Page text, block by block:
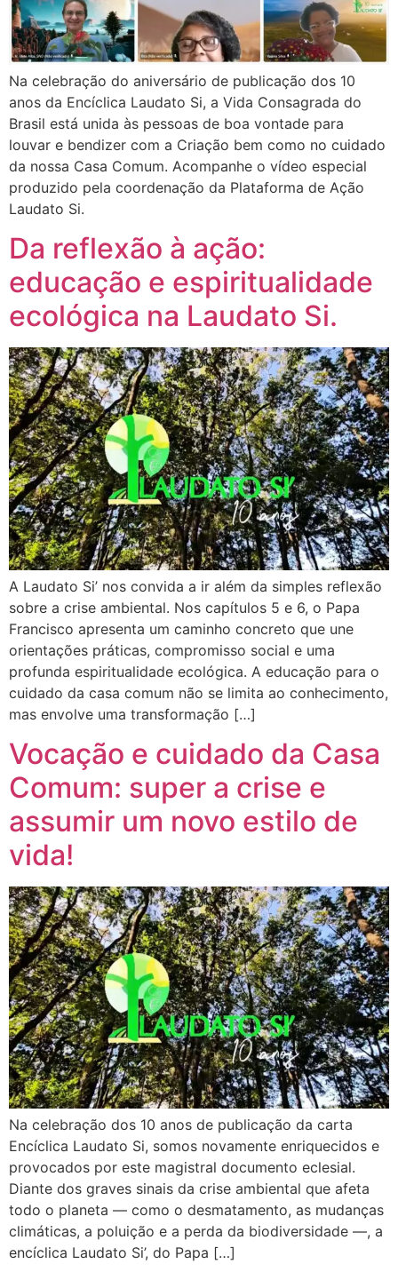
Na celebração do aniversário de publicação dos 10
anos da Encíclica Laudato Si, a Vida Consagrada do
Brasil está unida às pessoas de boa vontade para
louvar e bendizer com a Criação bem como no cuidado
da nossa Casa Comum. Acompanhe o vídeo especial
produzido pela coordenação da Plataforma de Ação
Laudato Si.
Da reflexão à ação:
educação e espiritualidade
ecológica na Laudato Si.
A Laudato Si’ nos convida a ir além da simples reflexão
sobre a crise ambiental. Nos capítulos 5 e 6, o Papa
Francisco apresenta um caminho concreto que une
orientações práticas, compromisso social e uma
profunda espiritualidade ecológica. A educação para o
cuidado da casa comum não se limita ao conhecimento,
mas envolve uma transformação […]
Vocação e cuidado da Casa
Comum: super a crise e
assumir um novo estilo de
vida!
Na celebração dos 10 anos de publicação da carta
Encíclica Laudato Si, somos novamente enriquecidos e
provocados por este magistral documento eclesial.
Diante dos graves sinais da crise ambiental que afeta
todo o planeta — como o desmatamento, as mudanças
climáticas, a poluição e a perda da biodiversidade —, a
encíclica Laudato Si’, do Papa […]